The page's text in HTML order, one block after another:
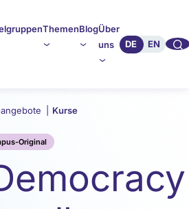
ThemenBlogÜber
uns
DE EN 🔍︎︎
Kurse
Original